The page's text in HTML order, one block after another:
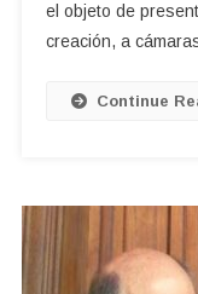
el objeto de
creación, a
Continue